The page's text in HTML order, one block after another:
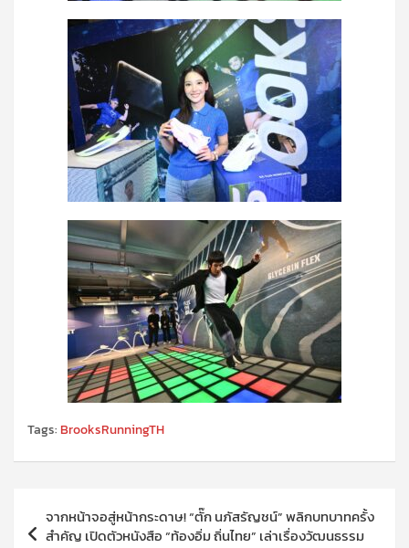
Tags:BrooksRunningTH
เรื่องจากหน้าจอสู่หน้ากระดาษ! “ตั๊ก นภัสรัญชน์” พลิกบทบาทครั้ง
สำคัญ เปิดตัวหนังสือ “ท้องอิ่ม ถิ่นไทย” เล่าเรื่องวัฒนธรรม